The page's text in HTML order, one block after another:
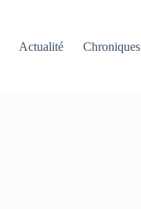
Actualité
Chroniques